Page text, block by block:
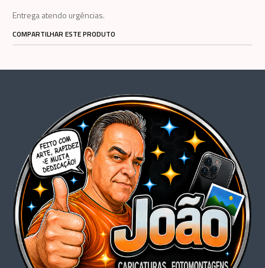
Entrega atendo urgências.
COMPARTILHAR ESTE PRODUTO